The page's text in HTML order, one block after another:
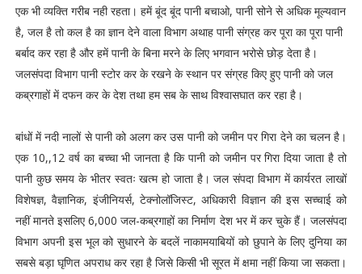
एक भी व्यक्ति गरीब नही रहता। हमें बूंद बूंद पानी बचाओ, पानी सोने से अधिक मूल्यवान
है, जल है तो कल है का ज्ञान देने वाला विभाग अथाह पानी संग्रह कर पूरा का पूरा पानी
बर्बाद कर रहा है और हमें पानी के बिना मरने के लिए भगवान भरोसे छोड़ देता है।
जलसंपदा विभाग पानी स्टोर कर के रखने के स्थान पर संग्रह किए हुए पानी को जल
कब्रगाहों में दफन कर के देश तथा हम सब के साथ विश्वासघात कर रहा है।
बांधों में नदी नालों से पानी को अलग कर उस पानी को जमीन पर गिरा देने का चलन है।
एक 10,,12 वर्ष का बच्चा भी जानता है कि पानी को जमीन पर गिरा दिया जाता है तो
पानी कुछ समय के भीतर स्वतः खत्म हो जाता है। जल संपदा विभाग में कार्यरत लाखों
विशेषज्ञ, वैज्ञानिक, इंजीनियर्स, टेक्नोलॉजिस्ट, अधिकारी विज्ञान की इस सच्चाई को
नहीं मानते इसलिए 6,000 जल-कब्रगाहों का निर्माण देश भर में कर चुके हैं। जलसंपदा
विभाग अपनी इस भूल को सुधारने के बदलें नाकामयाबियों को छुपाने के लिए दुनिया का
सबसे बड़ा घृणित अपराध कर रहा है जिसे किसी भी सूरत में क्षमा नहीं किया जा सकता।